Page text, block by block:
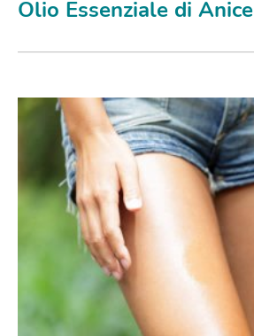
Olio Essenziale di Anice